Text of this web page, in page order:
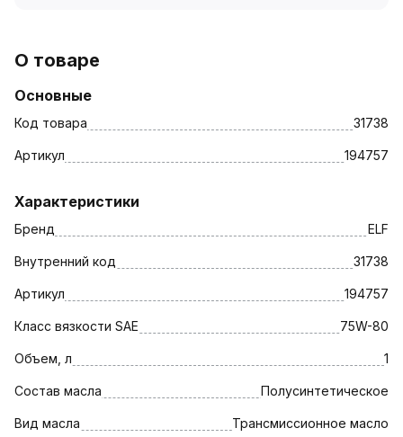
О товаре
Основные
Код товара 31738
Артикул 194757
Характеристики
Бренд ELF
Внутренний код 31738
Артикул 194757
Класс вязкости SAE 75W-80
Объем, л 1
Состав масла Полусинтетическое
Вид масла Трансмиссионное масло